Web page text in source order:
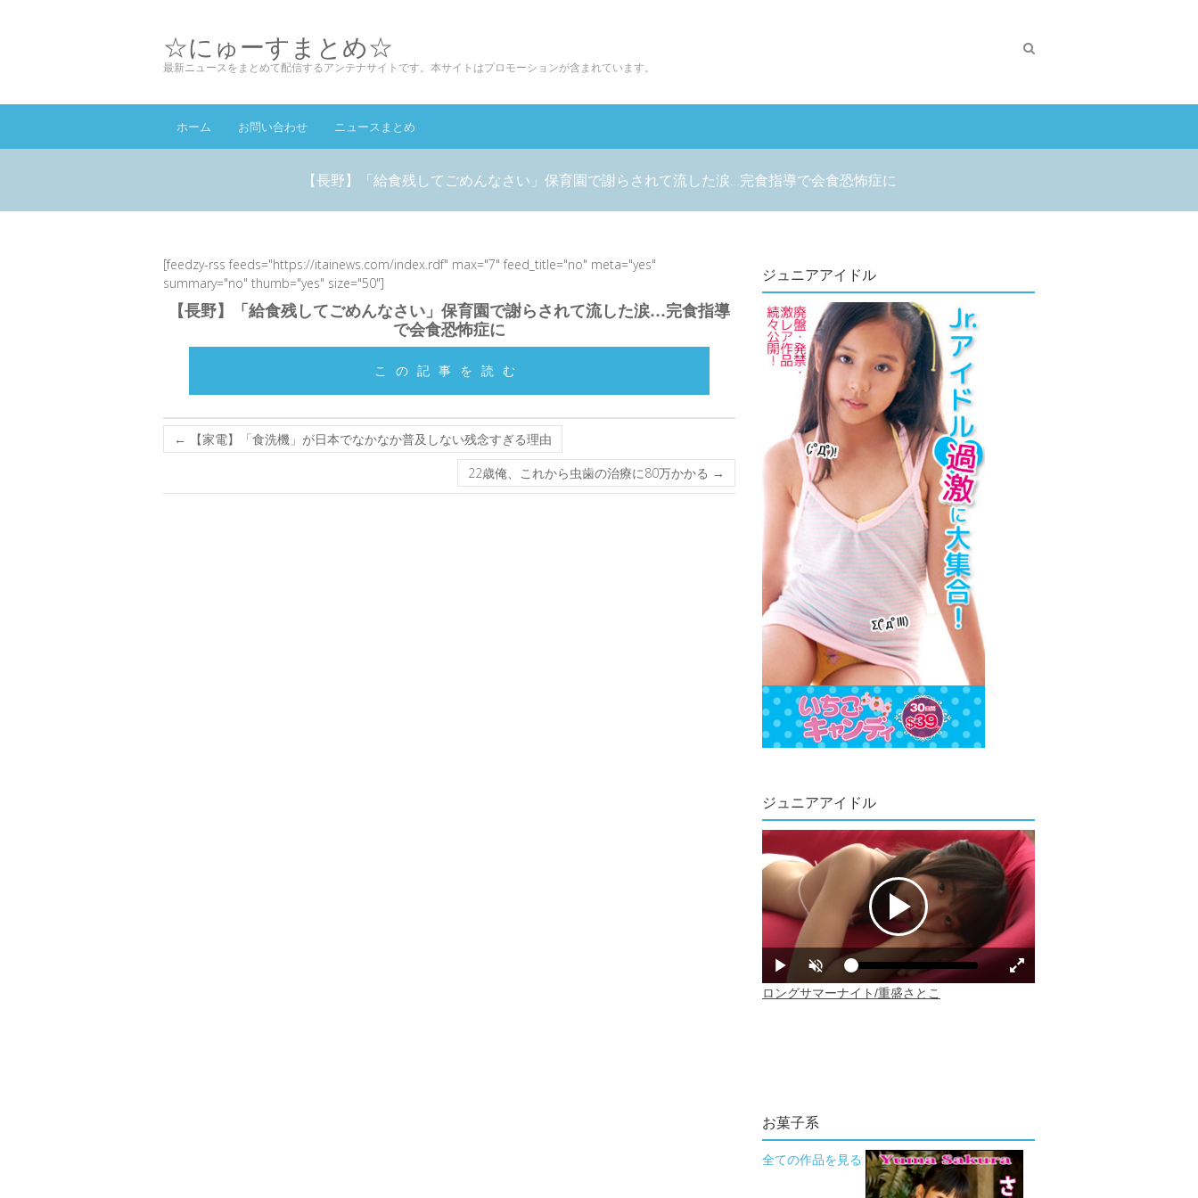
☆にゅーすまとめ☆
最新ニュースをまとめて配信するアンテナサイトです。本サイトはプロモーションが含まれています。
ホーム お問い合わせ ニュースまとめ
【長野】「給食残してごめんなさい」保育園で謝らされて流した涙…完食指導で会食恐怖症に
[feedzy-rss feeds="https://itainews.com/index.rdf" max="7" feed_title="no" meta="yes"
summary="no" thumb="yes" size="50"]
【長野】「給食残してごめんなさい」保育園で謝らされて流した涙…完食指導
で会食恐怖症に
この記事を読む
←
【家電】「食洗機」が日本でなかなか普及しない残念すぎる理由
22歳俺、これから虫歯の治療に80万かかる →
ジュニアアイドル
ジュニアアイドル
お菓子系
全ての作品を見る